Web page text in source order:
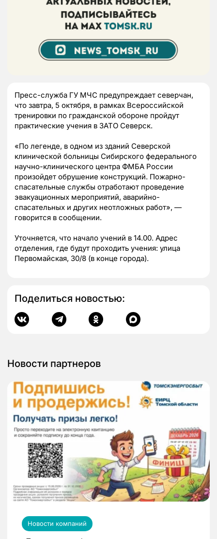
Пресс-служба ГУ МЧС предупреждает северчан,
что завтра, 5 октября, в рамках Всероссийской
тренировки по гражданской обороне пройдут
практические учения в ЗАТО Северск.
«По легенде, в одном из зданий Северской
клинической больницы Сибирского федерального
научно-клинического центра ФМБА России
произойдет обрушение конструкций. Пожарно-
спасательные службы отработают проведение
эвакуационных мероприятий, аварийно-
спасательных и других неотложных работ», —
говорится в сообщении.
Уточняется, что начало учений в 14.00. Адрес
отделения, где будут проходить учения: улица
Первомайская, 30/8 (в конце города).
Поделиться новостью:
Новости партнеров
Новости компаний